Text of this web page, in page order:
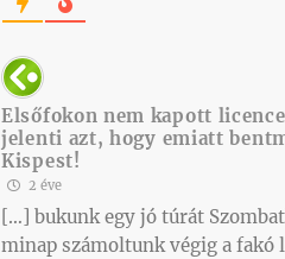
Elsőfokon nem kapott
jelenti azt, hogy emiatt
Kispest!
2 éve
[…] bukunk egy jó túrát
minap számoltunk végig a fakó